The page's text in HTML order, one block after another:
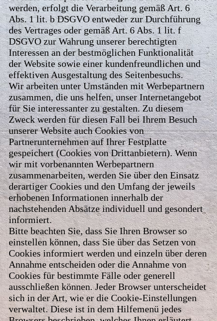
werden, erfolgt die Verarbeitung gemäß Art. 6
Abs. 1 lit. b DSGVO entweder zur Durchführung
des Vertrages oder gemäß Art. 6 Abs. 1 lit. f
DSGVO zur Wahrung unserer berechtigten
Interessen an der bestmöglichen Funktionalität
der Website sowie einer kundenfreundlichen und
effektiven Ausgestaltung des Seitenbesuchs.
Wir arbeiten unter Umständen mit Werbepartnern
zusammen, die uns helfen, unser Internetangebot
für Sie interessanter zu gestalten. Zu diesem
Zweck werden für diesen Fall bei Ihrem Besuch
unserer Website auch Cookies von
Partnerunternehmen auf Ihrer Festplatte
gespeichert (Cookies von Drittanbietern). Wenn
wir mit vorbenannten Werbepartnern
zusammenarbeiten, werden Sie über den Einsatz
derartiger Cookies und den Umfang der jeweils
erhobenen Informationen innerhalb der
nachstehenden Absätze individuell und gesondert
informiert.
Bitte beachten Sie, dass Sie Ihren Browser so
einstellen können, dass Sie über das Setzen von
Cookies informiert werden und einzeln über deren
Annahme entscheiden oder die Annahme von
Cookies für bestimmte Fälle oder generell
ausschließen können. Jeder Browser unterscheidet
sich in der Art, wie er die Cookie-Einstellungen
verwaltet. Diese ist in dem Hilfemenü jedes